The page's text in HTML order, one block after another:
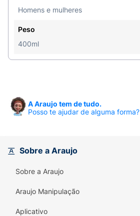
Homens e mulheres
Peso
400ml
A Araujo tem de tudo.
Posso te ajudar de alguma forma?
Sobre a Araujo
Sobre a Araujo
Araujo Manipulação
Aplicativo